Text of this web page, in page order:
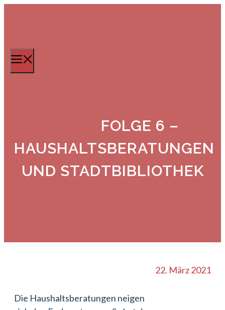
FOLGE 6 –
HAUSHALTSBERATUNGEN
UND STADTBIBLIOTHEK
22. März 2021
Die Haushaltsberatungen neigen